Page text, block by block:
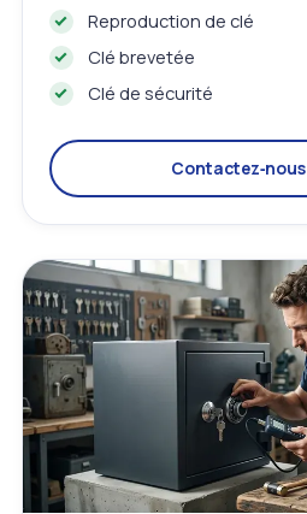
Reproduction de clé
Clé brevetée
Clé de sécurité
Contactez‑nous